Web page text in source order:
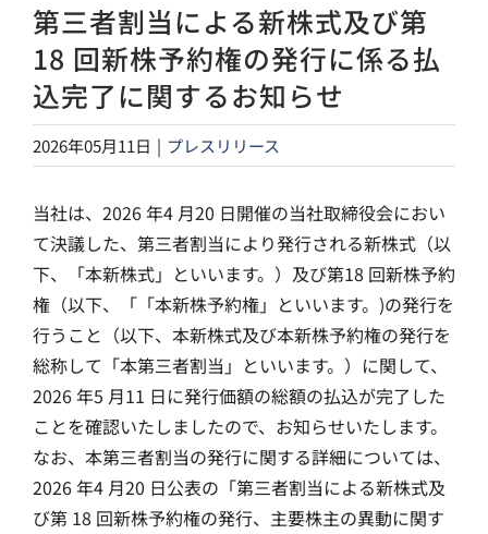
第三者割当による新株式及び第
18 回新株予約権の発行に係る払
込完了に関するお知らせ
2026年05月11日 | プレスリリース
当社は、2026 年4 月20 日開催の当社取締役会におい
て決議した、第三者割当により発行される新株式（以
下、「本新株式」といいます。）及び第18 回新株予約
権（以下、「「本新株予約権」といいます。)の発行を
行うこと（以下、本新株式及び本新株予約権の発行を
総称して「本第三者割当」といいます。）に関して、
2026 年5 月11 日に発行価額の総額の払込が完了した
ことを確認いたしましたので、お知らせいたします。
なお、本第三者割当の発行に関する詳細については、
2026 年4 月20 日公表の「第三者割当による新株式及
び第 18 回新株予約権の発行、主要株主の異動に関す